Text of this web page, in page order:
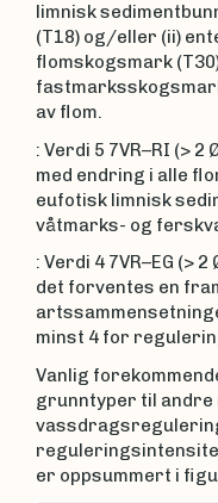
limnisk
(T18) og/eller (ii)
flomskogsmark
av flom.
: Verdi 5 7VR–RI (>
med endring i alle
eufotisk limnisk
våtmarks- og
: Verdi 4 7VR–EG (>
det forventes en
minst 4 for
Vanlig
grunntyper til andre
er oppsummert i